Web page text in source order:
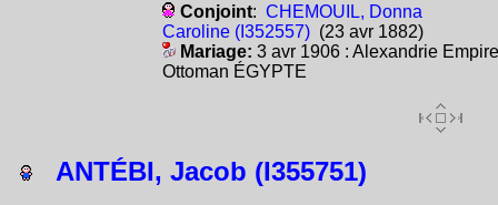
Conjoint: CHEMOUIL, Donna
Caroline (I352557)(23 avr 1882)
Mariage: 3 avr 1906 : Alexandrie Empire
Ottoman ÉGYPTE
ANTÉBI, Jacob (I355751)